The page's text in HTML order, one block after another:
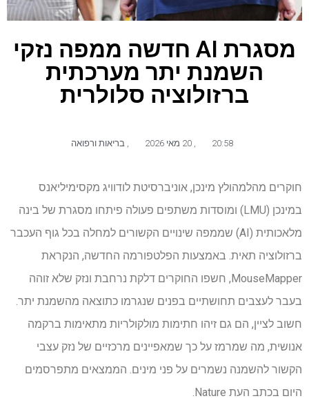
מסגרת AI חדשה ממפה נזקי
השמנת יתר מערכתית
ברזולוציה סלולרית
20:58 20 מאי 2026 בריאות ורפואה
חוקרים מהלמהולץ מינכן, אוניברסיטת לודוויג מקסימיליאנס
במינכן (LMU) ומוסדות משתפים פעולה פיתחו מסגרת של בינה
מלאכותית (AI) שממפה שינויים הקשורים למחלה בכל גוף העכבר
ברזולוציה תאית. באמצעות הפלטפורמה החדשה, הנקראת
MouseMapper, חשפו החוקרים דלקת נרחבת ונזק שלא זוהה
בעבר לעצבים תחושתיים בפנים שנגרמו כתוצאה מהשמנת יתר.
חשוב לציין, הם גם זיהו חתימות מולקולריות מתאימות ברקמה
אנושית, מה שמרמז על כך שמאפיינים מרכזיים של נזק עצבי
הקשור להשמנה נשמרים על פני מינים. הממצאים מתפרסמים
היום בכתב העת Nature.